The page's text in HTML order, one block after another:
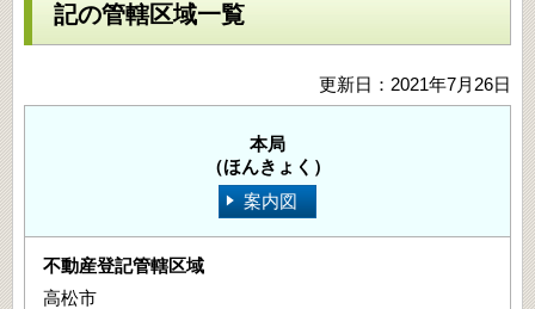
記の管轄区域一覧
更新日：2021年7月26日
本局
（ほんきょく）
案内図
高松市